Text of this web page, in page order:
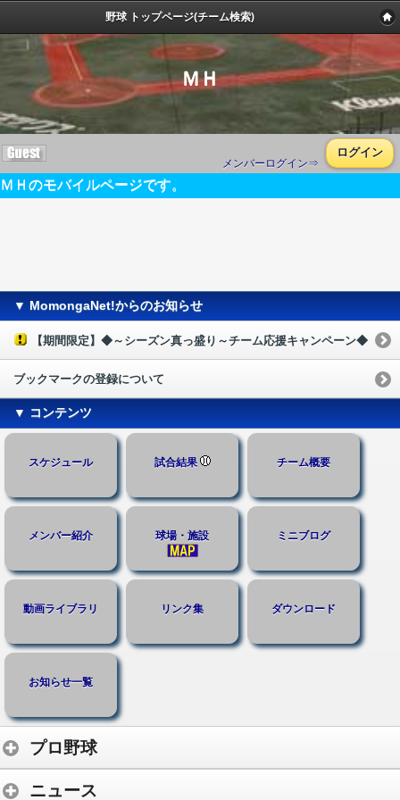
野球 トップページ(チーム検索)
ＭＨ
メンバーログイン⇒
ログイン
ＭＨのモバイルページです。
▼ MomongaNet!からのお知らせ
【期間限定】◆～シーズン真っ盛り～チーム応援キャンペーン◆
ブックマークの登録について
▼ コンテンツ
スケジュール 試合結果 チーム概要
メンバー紹介 球場・施設 ミニブログ
動画ライブラリ リンク集 ダウンロード
お知らせ一覧
プロ野球
ニュース